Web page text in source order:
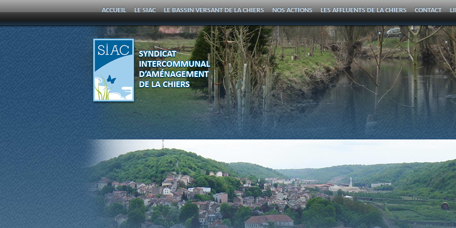
ACCUEIL LE SIAC LE BASSIN VERSANT DE LA CHIERS NOS ACTIONS LES AFFLUENTS DE LA CHIERS CONTACT
PROGRAMME PLURIANNUEL D’ENTRETIEN DE LA CHIERS CONTACT ET ADRESSE
SYNDICAT
INTERCOMMUNAL
D'AMÉNAGEMENT DE LA
CHIERS